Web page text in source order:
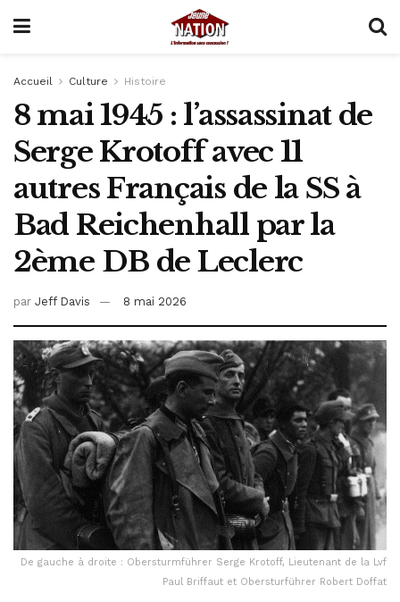
Accueil Culture Histoire
8 mai 1945 : l’assassinat de
Serge Krotoff avec 11
autres Français de la SS à
Bad Reichenhall par la
2ème DB de Leclerc
par Jeff Davis 8 mai 2026
De gauche à droite : Obersturmführer Serge Krotoff, Lieutenant de la Lvf
Paul Briffaut et Obersturführer Robert Doffat